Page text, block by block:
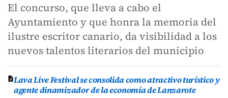
El concurso, que lleva a cabo el
Ayuntamiento y que honra la memoria del
ilustre escritor canario, da visibilidad a los
nuevos talentos literarios del municipio
Lava Live Festival se consolida como atractivo turístico y
agente dinamizador de la economía de Lanzarote